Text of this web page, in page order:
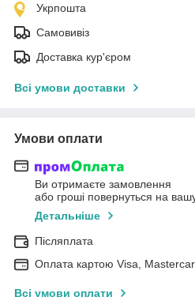
Укрпошта
Самовивіз
Доставка кур'єром
Всі умови доставки
Умови оплати
Ви отримаєте замовлення
або гроші повернуться на
Детальніше
Післяплата
Оплата картою Visa,
Всі умови оплати